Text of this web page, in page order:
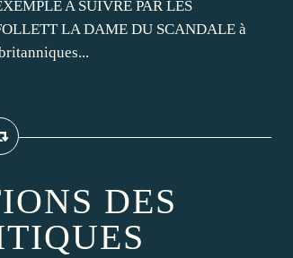
A SUIVRE PAR LES
LA DAME DU SCANDALE à
DES